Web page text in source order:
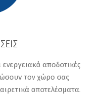
ενεργειακά αποδοτικές
τον χώρο σας
αποτελέσματα.